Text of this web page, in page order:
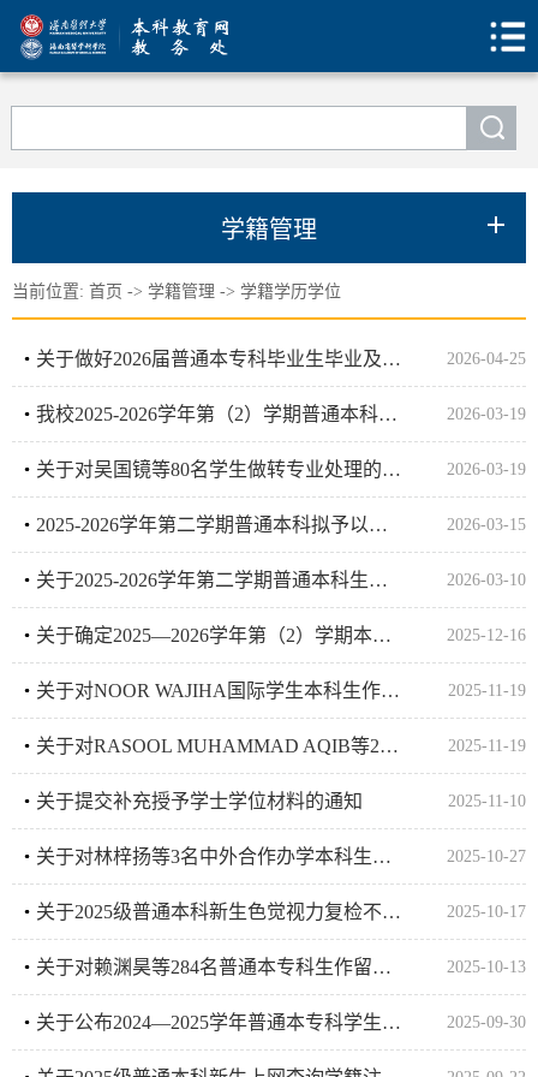
学籍管理
当前位置: 首页 -> 学籍管理 -> 学籍学历学位
关于做好2026届普通本专科毕业生毕业及学位授予资格审核工作的通知 2026-04-25
我校2025-2026学年第（2）学期普通本科生转专业工作圆满结束 2026-03-19
关于对吴国镜等80名学生做转专业处理的通知 2026-03-19
2025-2026学年第二学期普通本科拟予以转专业的学生名单公示 2026-03-15
关于2025-2026学年第二学期普通本科生申请转专业考试安排的通知 2026-03-10
关于确定2025—2026学年第（2）学期本科转专业名额的通知 2025-12-16
关于对NOOR WAJIHA国际学生本科生作退学处理的通知 2025-11-19
关于对RASOOL MUHAMMAD AQIB等2名国际学生本科生作留级处理的通知 2025-11-19
关于提交补充授予学士学位材料的通知 2025-11-10
关于对林梓扬等3名中外合作办学本科生作留级处理的通知 2025-10-27
关于2025级普通本科新生色觉视力复检不合格需调整专业的通知 2025-10-17
关于对赖渊昊等284名普通本专科生作留级、留级试读及降级转班级处理的通知 2025-10-13
关于公布2024—2025学年普通本专科学生留级及退学审核结果的通知 2025-09-30